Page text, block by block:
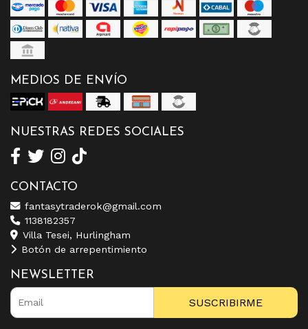
MEDIOS DE ENVÍO
NUESTRAS REDES SOCIALES
CONTACTO
fantasytraderok@gmail.com
1138182357
Villa Tesei, Hurlingham
Botón de arrepentimiento
NEWSLETTER
SUSCRIBIRME